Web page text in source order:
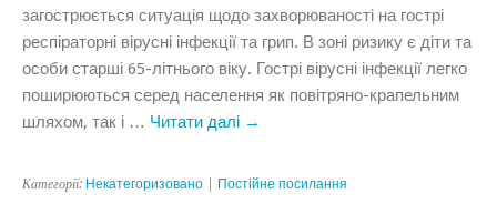
загострюється ситуація щодо захворюваності на гострі
респіраторні вірусні інфекції та грип. В зоні ризику є діти та
особи старші 65-літнього віку. Гострі вірусні інфекції легко
поширюються серед населення як повітряно-крапельним
шляхом, так і … Читати далі →
Категорії: Некатегоризовано Постійне посилання